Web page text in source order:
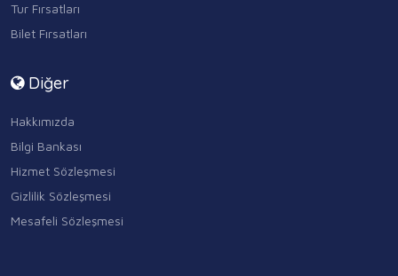
Tur Fırsatları
Bilet Fırsatları
Diğer
Hakkımızda
Bilgi Bankası
Hizmet Sözleşmesi
Gizlilik Sözleşmesi
Mesafeli Sözleşmesi